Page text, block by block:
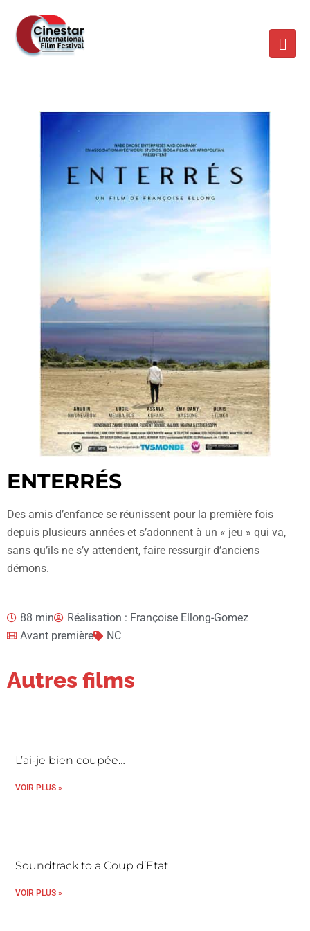
ENTERRÉS
Des amis d’enfance se réunissent pour la première fois
depuis plusieurs années et s’adonnent à un « jeu » qui va,
sans qu’ils ne s’y attendent, faire ressurgir d’anciens
démons.
88 min
Réalisation : Françoise Ellong-Gomez
Avant première
NC
Autres films
L’ai-je bien coupée…
VOIR PLUS »
Soundtrack to a Coup d’Etat
VOIR PLUS »